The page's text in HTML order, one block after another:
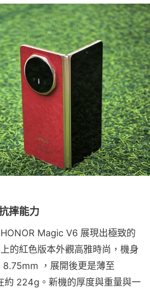
摔能力
Magic V6 展現出極致的
的紅色版本外觀高雅時尚，機身
8.75mm ，展開後更是薄至
約 224g。新機的厚度與重量與一